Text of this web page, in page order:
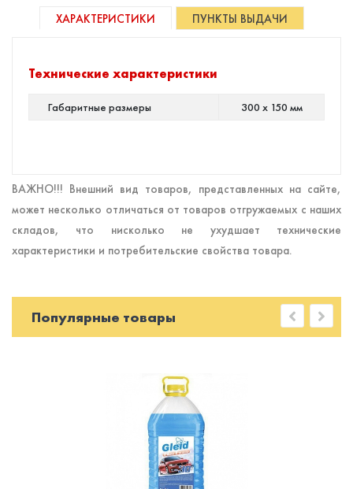
ХАРАКТЕРИСТИКИ ПУНКТЫ ВЫДАЧИ
Технические характеристики
Габаритные размеры 300 х 150 мм
ВАЖНО!!! Внешний вид товаров, представленных на сайте,
может несколько отличаться от товаров отгружаемых с наших
складов, что нисколько не ухудшает технические
характеристики и потребительские свойства товара.
Популярные товары